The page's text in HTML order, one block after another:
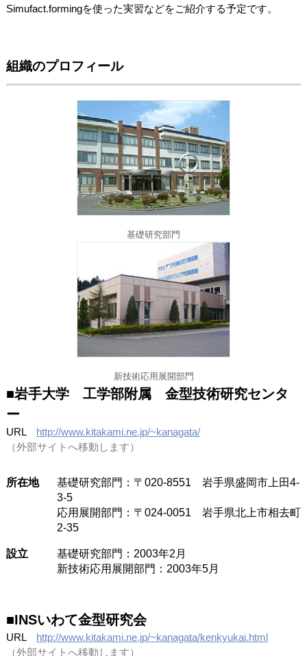
Simufact.formingを使った実習などをご紹介する予定です。
組織のプロフィール
基礎研究部門
新技術応用展開部門
■岩手大学 工学部附属 金型技術研究センタ
ー
URL http://www.kitakami.ne.jp/~kanagata/
（外部サイトへ移動します）
所在地
基礎研究部門：〒020-8551 岩手県盛岡市上田4-
3-5
応用展開部門：〒024-0051 岩手県北上市相去町
2-35
設立
基礎研究部門：2003年2月
新技術応用展開部門：2003年5月
■INSいわて金型研究会
URL http://www.kitakami.ne.jp/~kanagata/kenkyukai.html
（外部サイトへ移動します）